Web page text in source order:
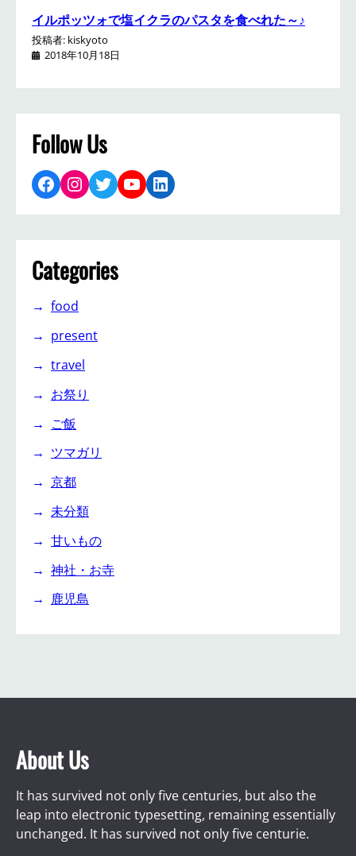
イルポッツォで塩イクラのパスタを食べれた～♪
投稿者: kiskyoto
2018年10月18日
Follow Us
Facebook Instagram Twitter YouTube LinkedIn
Categories
food
present
travel
お祭り
ご飯
ツマガリ
京都
未分類
甘いもの
神社・お寺
鹿児島
About Us
It has survived not only five centuries, but also the
leap into electronic typesetting, remaining essentially
unchanged. It has survived not only five centurie.